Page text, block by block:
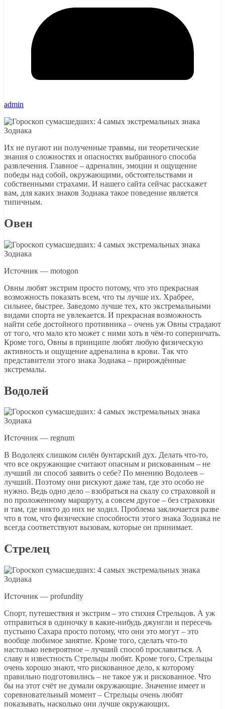
admin
Их не пугают ни полученные травмы, ни теоретические
знания о сложностях и опасностях выбранного способа
развлечения. Главное – адреналин, эмоции и ощущение
победы над собой, окружающими, обстоятельствами и
собственными страхами. И нашего сайта сейчас расскажет
вам, для каких знаков Зодиака такое поведение является
типичным.
Овен
Источник — motogon
Овны любят экстрим просто потому, что это прекрасная
возможность показать всем, что ты лучше их. Храбрее,
сильнее, быстрее. Заведомо лучше тех, кто экстремальными
видами спорта не увлекается. И прекрасная возможность
найти себе достойного противника – очень уж Овны страдают
от того, что мало кто может с ними хоть в чём-то соперничать.
Кроме того, Овны в принципе любят любую физическую
активность и ощущение адреналина в крови. Так что
представители этого знака Зодиака – прирождённые
экстремалы.
Водолей
Источник — regnum
В Водолеях слишком силён бунтарский дух. Делать что-то,
что все окружающие считают опасным и рискованным – не
лучший ли способ заявить о себе? По мнению Водолеев –
лучший. Поэтому они рискуют даже там, где это особо не
нужно. Ведь одно дело – взобраться на скалу со страховкой и
по проложенному маршруту, а совсем другое – без страховки
и там, где никто до них не ходил. Проблема заключается разве
что в том, что физические способности этого знака Зодиака не
всегда соответствуют вызовам, которые он принимает.
Стрелец
Источник — profundity
Спорт, путешествия и экстрим – это стихия Стрельцов. А уж
отправиться в одиночку в какие-нибудь джунгли и пересечь
пустыню Сахара просто потому, что они это могут – это
вообще любимое занятие. Кроме того, сделать что-то
настолько невероятное – лучший способ прославиться. А
славу и известность Стрельцы любят. Кроме того, Стрельцы
очень хорошо знают, что рискованное дело, к которому
правильно подготовились – не такое уж и рискованное. Что
бы на этот счёт не думали окружающие. Значение имеет и
соревновательный момент – Стрельцы очень любят
показывать, насколько они лучше окружающих.